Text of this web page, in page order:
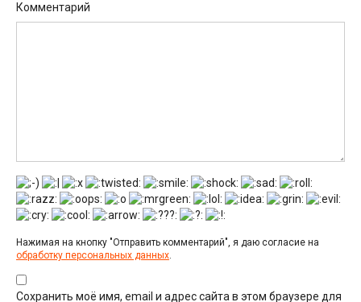
Комментарий
Нажимая на кнопку "Отправить комментарий", я даю согласие на
обработку персональных данных
Сохранить моё имя, email и адрес сайта в этом браузере для